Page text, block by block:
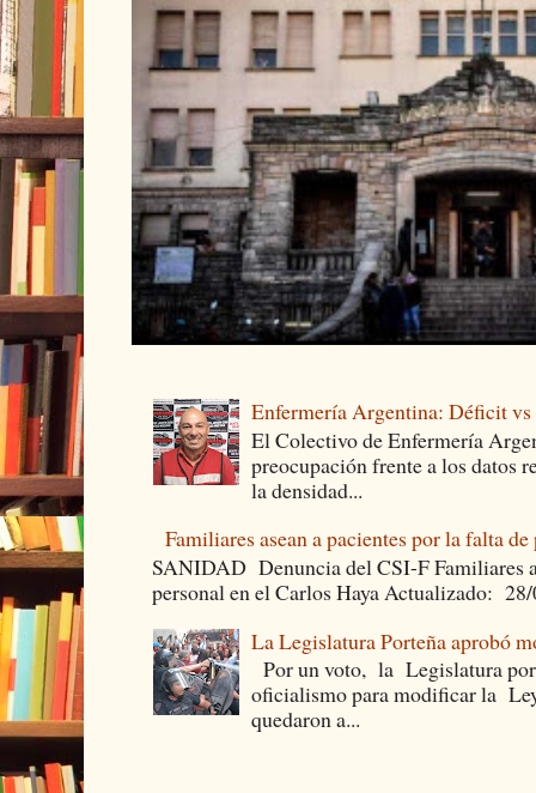
Enfermería Argentina: Déficit
El Colectivo de Enfermería
preocupación frente a los datos
la densidad...
Familiares asean a pacientes por la falta
SANIDAD Denuncia del CSI-F Familiares
personal en el Carlos Haya Actualizado:
La Legislatura Porteña aprobó
Por un voto, la Legislatura
oficialismo para modificar la
quedaron a...